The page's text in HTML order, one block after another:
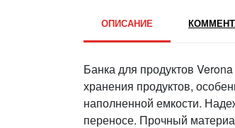
ОПИСАНИЕ
Банка для продуктов
хранения продуктов,
наполненной емкости.
переносе. Прочный